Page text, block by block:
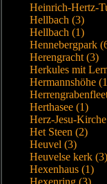
Heinrich-Hertz-
Hellbach (3)
Hellbach (1)
Hennebergpark
Herengracht (3)
Herkules mit
Hermannshöhe
Herthasee (1)
Herz-Jesu-
Het Steen (2)
Heuvel (3)
Heuvelse kerk (3)
Hexenhaus (1)
Hexenring (3)